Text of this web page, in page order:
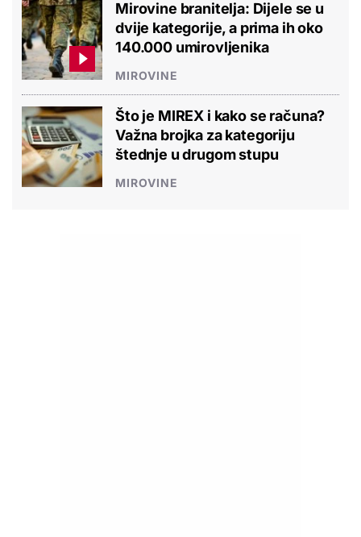
Mirovine branitelja: Dijele se u
dvije kategorije, a prima ih oko
140.000 umirovljenika
MIROVINE
Što je MIREX i kako se računa?
Važna brojka za kategoriju
štednje u drugom stupu
MIROVINE